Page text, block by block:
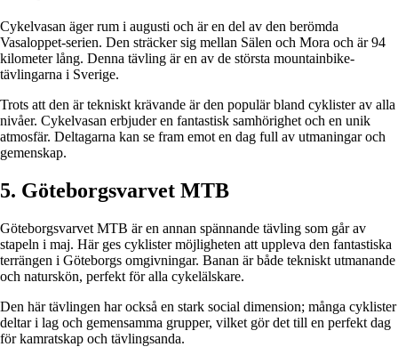
Cykelvasan äger rum i augusti och är en del av den berömda
Vasaloppet-serien. Den sträcker sig mellan Sälen och Mora och är 94
kilometer lång. Denna tävling är en av de största mountainbike-
tävlingarna i Sverige.
Trots att den är tekniskt krävande är den populär bland cyklister av alla
nivåer. Cykelvasan erbjuder en fantastisk samhörighet och en unik
atmosfär. Deltagarna kan se fram emot en dag full av utmaningar och
gemenskap.
5. Göteborgsvarvet MTB
Göteborgsvarvet MTB är en annan spännande tävling som går av
stapeln i maj. Här ges cyklister möjligheten att uppleva den fantastiska
terrängen i Göteborgs omgivningar. Banan är både tekniskt utmanande
och naturskön, perfekt för alla cykelälskare.
Den här tävlingen har också en stark social dimension; många cyklister
deltar i lag och gemensamma grupper, vilket gör det till en perfekt dag
för kamratskap och tävlingsanda.